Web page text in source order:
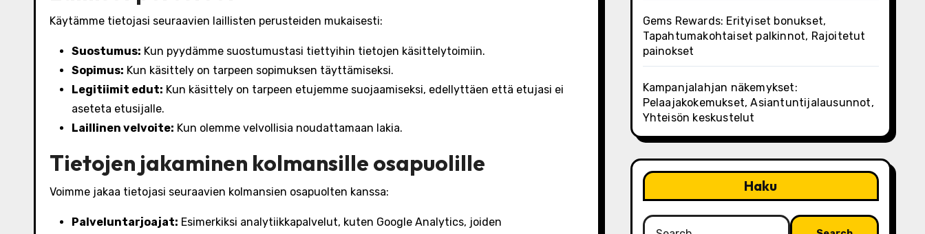
Käytämme tietojasi seuraavien laillisten perusteiden mukaisesti:
Suostumus: Kun pyydämme suostumustasi tiettyihin tietojen käsittelytoimiin.
Sopimus: Kun käsittely on tarpeen sopimuksen täyttämiseksi.
Legitiimit edut: Kun käsittely on tarpeen etujemme suojaamiseksi, edellyttäen että etujasi ei
aseteta etusijalle.
Laillinen velvoite: Kun olemme velvollisia noudattamaan lakia.
Tietojen jakaminen kolmansille osapuolille
Voimme jakaa tietojasi seuraavien kolmansien osapuolten kanssa:
Palveluntarjoajat: Esimerkiksi analytiikkapalvelut, kuten Google Analytics, joiden
Gems Rewards: Erityiset bonukset,
Tapahtumakohtaiset palkinnot, Rajoitetut
painokset
Kampanjalahjan näkemykset:
Pelaajakokemukset, Asiantuntijalausunnot,
Yhteisön keskustelut
Haku
Search